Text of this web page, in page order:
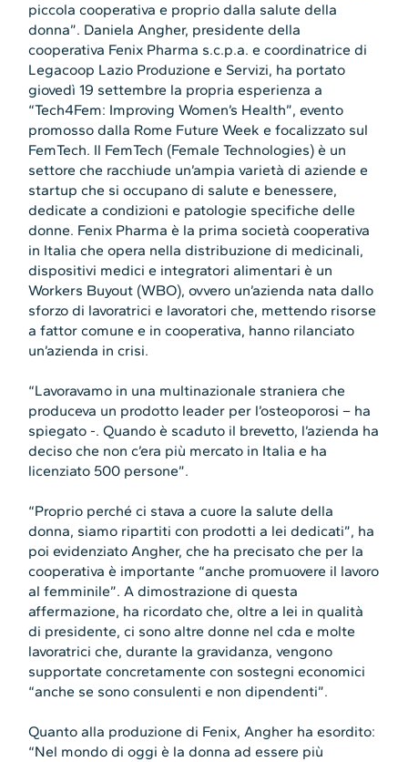
piccola cooperativa e proprio dalla salute della
donna”. Daniela Angher, presidente della
cooperativa Fenix Pharma s.c.p.a. e coordinatrice di
Legacoop Lazio Produzione e Servizi, ha portato
giovedì 19 settembre la propria esperienza a
“Tech4Fem: Improving Women’s Health”, evento
promosso dalla Rome Future Week e focalizzato sul
FemTech. Il FemTech (Female Technologies) è un
settore che racchiude un’ampia varietà di aziende e
startup che si occupano di salute e benessere,
dedicate a condizioni e patologie specifiche delle
donne. Fenix Pharma è la prima società cooperativa
in Italia che opera nella distribuzione di medicinali,
dispositivi medici e integratori alimentari è un
Workers Buyout (WBO), ovvero un’azienda nata dallo
sforzo di lavoratrici e lavoratori che, mettendo risorse
a fattor comune e in cooperativa, hanno rilanciato
un’azienda in crisi.
“Lavoravamo in una multinazionale straniera che
produceva un prodotto leader per l’osteoporosi – ha
spiegato -. Quando è scaduto il brevetto, l’azienda ha
deciso che non c’era più mercato in Italia e ha
licenziato 500 persone”.
“Proprio perché ci stava a cuore la salute della
donna, siamo ripartiti con prodotti a lei dedicati”, ha
poi evidenziato Angher, che ha precisato che per la
cooperativa è importante “anche promuovere il lavoro
al femminile”. A dimostrazione di questa
affermazione, ha ricordato che, oltre a lei in qualità
di presidente, ci sono altre donne nel cda e molte
lavoratrici che, durante la gravidanza, vengono
supportate concretamente con sostegni economici
“anche se sono consulenti e non dipendenti”.
Quanto alla produzione di Fenix, Angher ha esordito:
“Nel mondo di oggi è la donna ad essere più